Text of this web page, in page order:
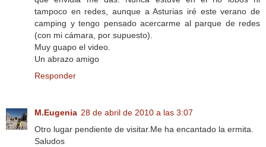
tampoco en redes, aunque a Asturias iré este verano de
camping y tengo pensado acercarme al parque de redes
(con mi cámara, por supuesto).
Muy guapo el video.
Un abrazo amigo
Responder
M.Eugenia 28 de abril de 2010 a las 3:07
Otro lugar pendiente de visitar.Me ha encantado la ermita.
Saludos